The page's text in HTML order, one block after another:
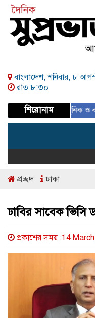
বাংলাদেশ, শনিবার, ৮
রাত ৮:৩০
শিরোনাম
আধুনিক ও
প্রচ্ছদ ঢাকা
ঢাবির সাবেক
প্রকাশের সময় :14